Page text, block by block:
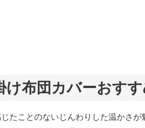
け布団カバーおす
たことのないじんわりした温かさ